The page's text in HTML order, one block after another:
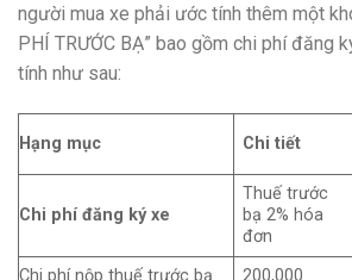
người mua xe phải ước tính thêm một
PHÍ TRƯỚC BẠ” bao gồm chi phí đăng
tính như sau:
Hạng mục Chi tiết
Chi phí đăng ký xe
Thuế trước
bạ 2% hóa
đơn
Chi phí nộp thuế trước bạ
200,000